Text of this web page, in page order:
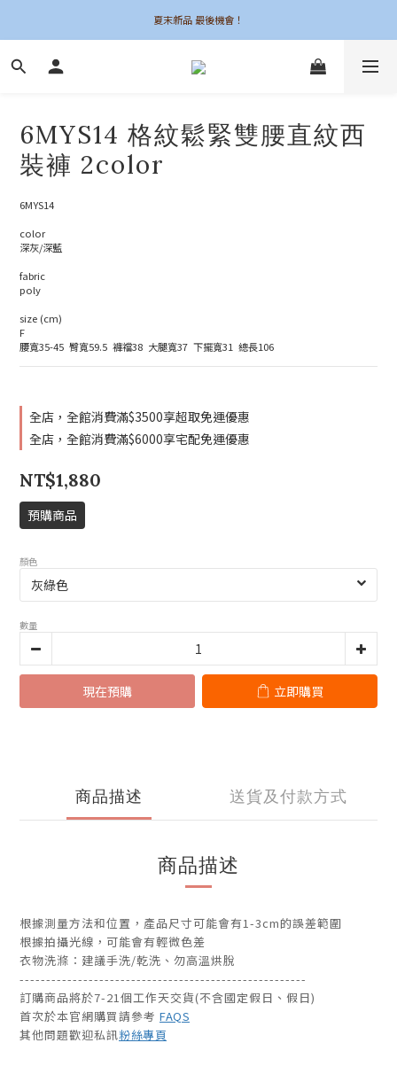
夏末新品 最後機會！
夏末新品 最後機會！
6UNE MADE 全系列自訂
夏末新品 最後機會！
6MYS14 格紋鬆緊雙腰直紋西
裝褲 2color
6MYS14
color
深灰/深藍
fabric
poly
size (cm)
F
腰寬35-45  臀寬59.5  褲襠38  大腿寬37  下擺寬31  總長106
全店，全館消費滿$3500享超取免運優惠
全店，全館消費滿$6000享宅配免運優惠
NT$1,880
預購商品
顏色
數量
現在預購 立即購買
商品描述 送貨及付款方式
商品描述
根據測量方法和位置，產品尺寸可能會有1-3cm的誤差範圍
根據拍攝光線，可能會有輕微色差
衣物洗滌：建議手洗/乾洗、勿高溫烘脫
------------------------------------------------------
訂購商品將於7-21個工作天交貨(不含國定假日、假日)
首次於本官網購買請參考 FAQS
其他問題歡迎私訊粉絲專頁